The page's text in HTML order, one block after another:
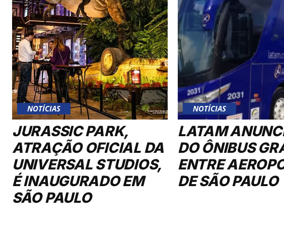
NOTÍCIAS
JURASSIC PARK,
ATRAÇÃO OFICIAL DA
UNIVERSAL STUDIOS,
É INAUGURADO EM
SÃO PAULO
NOTÍCIAS
LATAM
DO ÔNIBUS
ENTRE
DE SÃO PAULO